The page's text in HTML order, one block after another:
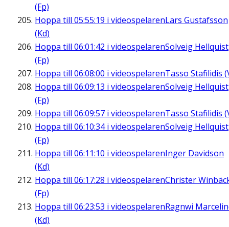
(Fp)
Hoppa till 05:55:19 i videospelarenLars Gustafsson
(Kd)
Hoppa till 06:01:42 i videospelarenSolveig Hellquist
(Fp)
Hoppa till 06:08:00 i videospelarenTasso Stafilidis
Hoppa till 06:09:13 i videospelarenSolveig Hellquist
(Fp)
Hoppa till 06:09:57 i videospelarenTasso Stafilidis
Hoppa till 06:10:34i videospelarenSolveig Hellquist
(Fp)
Hoppa till 06:11:10 i videospelarenInger Davidson
(Kd)
Hoppa till 06:17:28 i videospelarenChrister
(Fp)
Hoppa till 06:23:53 i videospelarenRagnwi
(Kd)